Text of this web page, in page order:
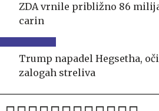
ZDA vrnile približno 86
carin
Trump napadel Hegsetha,
zalogah streliva